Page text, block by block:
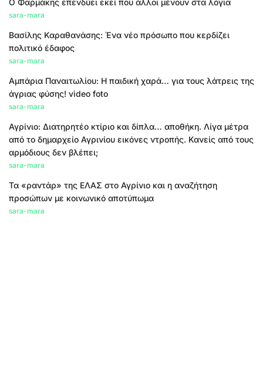
Ο Φαρμάκης επενδύει εκεί που άλλοι μένουν στα λόγια
sara-mara
Βασίλης Καραθανάσης: Ένα νέο πρόσωπο που κερδίζει
πολιτικό έδαφος
sara-mara
Αμπάρια Παναιτωλίου: Η παιδική χαρά… για τους λάτρεις της
άγριας φύσης! video foto
sara-mara
Αγρίνιο: Διατηρητέο κτίριο και δίπλα… αποθήκη. Λίγα μέτρα
από το δημαρχείο Αγρινίου εικόνες ντροπής. Κανείς από τους
αρμόδιους δεν βλέπει;
sara-mara
Τα «ραντάρ» της ΕΛΑΣ στο Αγρίνιο και η αναζήτηση
προσώπων με κοινωνικό αποτύπωμα
sara-mara